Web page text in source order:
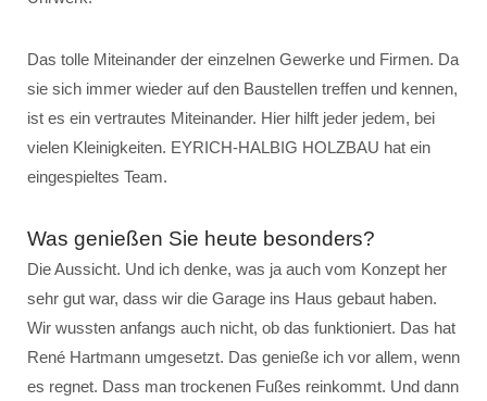
Das tolle Miteinander der einzelnen Gewerke und Firmen. Da
sie sich immer wieder auf den Baustellen treffen und kennen,
ist es ein vertrautes Miteinander. Hier hilft jeder jedem, bei
vielen Kleinigkeiten. EYRICH-HALBIG HOLZBAU hat ein
eingespieltes Team.
Was genießen Sie heute besonders?
Die Aussicht. Und ich denke, was ja auch vom Konzept her
sehr gut war, dass wir die Garage ins Haus gebaut haben.
Wir wussten anfangs auch nicht, ob das funktioniert. Das hat
René Hartmann umgesetzt. Das genieße ich vor allem, wenn
es regnet. Dass man trockenen Fußes reinkommt. Und dann